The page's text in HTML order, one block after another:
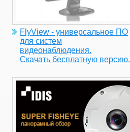
FlyView - универсальное ПО
для систем
видеонаблюдения.
Скачать бесплатную версию.